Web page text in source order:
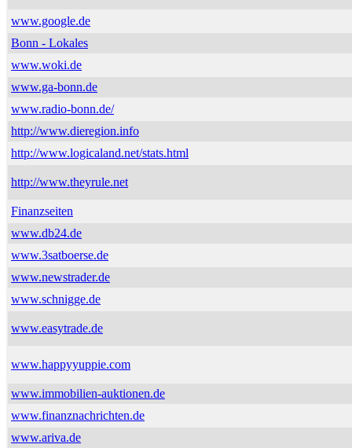
www.google.de
Bonn - Lokales
www.woki.de
www.ga-bonn.de
www.radio-bonn.de/
http://www.dieregion.info
http://www.logicaland.net/stats.html
http://www.theyrule.net
Finanzseiten
www.db24.de
www.3satboerse.de
www.newstrader.de
www.schnigge.de
www.easytrade.de
www.happyyuppie.com
www.immobilien-auktionen.de
www.finanznachrichten.de
www.ariva.de